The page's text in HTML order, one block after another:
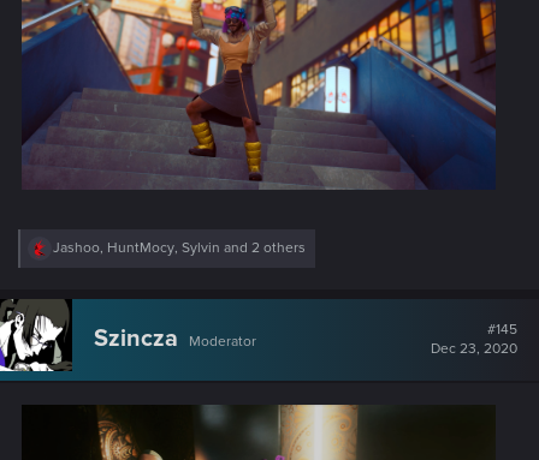
R
c
t
i
o
n
s
Jashoo, HuntMocy, Sylvin and 2 others
Szincza Moderator
#145
Dec 23, 2020